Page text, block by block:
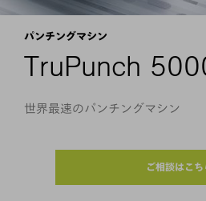
パンチングマシン
TruPunch
世界最速のパンチングマシン
ご相談はこち